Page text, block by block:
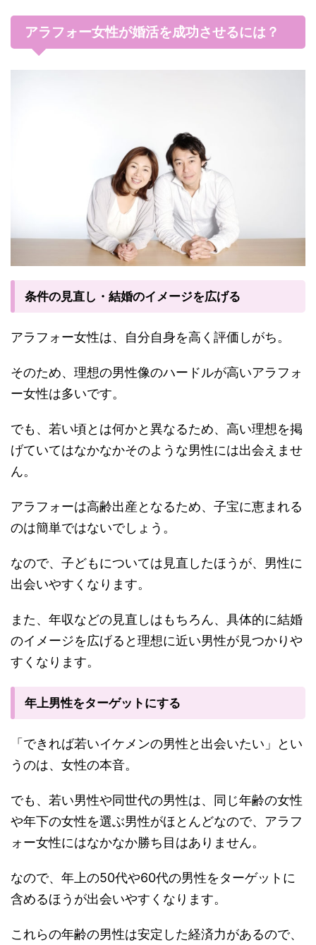
アラフォー女性が婚活を成功させるには？
条件の見直し・結婚のイメージを広げる
アラフォー女性は、自分自身を高く評価しがち。
そのため、理想の男性像のハードルが高いアラフォ
ー女性は多いです。
でも、若い頃とは何かと異なるため、高い理想を掲
げていてはなかなかそのような男性には出会えませ
ん。
アラフォーは高齢出産となるため、子宝に恵まれる
のは簡単ではないでしょう。
なので、子どもについては見直したほうが、男性に
出会いやすくなります。
また、年収などの見直しはもちろん、具体的に結婚
のイメージを広げると理想に近い男性が見つかりや
すくなります。
年上男性をターゲットにする
「できれば若いイケメンの男性と出会いたい」とい
うのは、女性の本音。
でも、若い男性や同世代の男性は、同じ年齢の女性
や年下の女性を選ぶ男性がほとんどなので、アラフ
ォー女性にはなかなか勝ち目はありません。
なので、年上の50代や60代の男性をターゲットに
含めるほうが出会いやすくなります。
これらの年齢の男性は安定した経済力があるので、